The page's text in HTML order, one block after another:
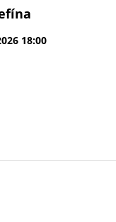
18:00